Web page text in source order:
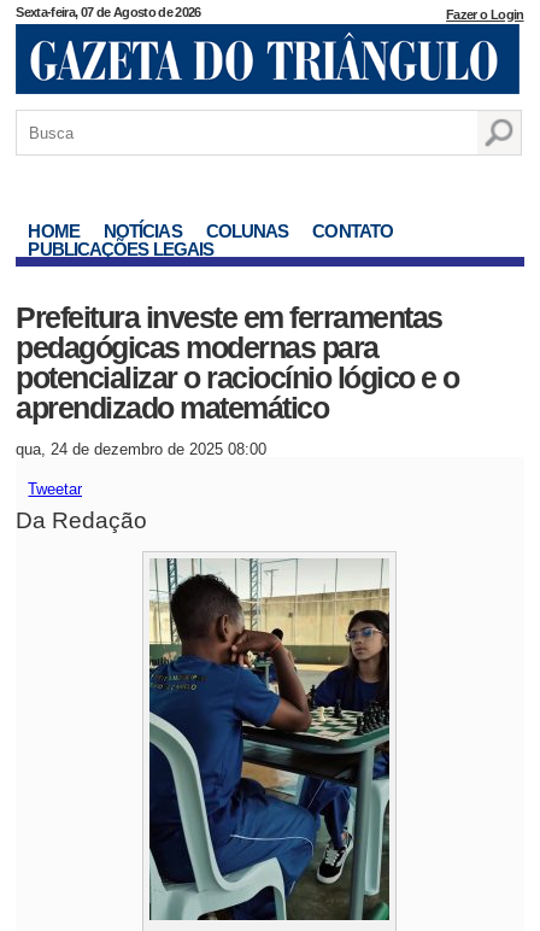
Sexta-feira, 07 de Agosto de 2026 Fazer o Login
HOME NOTÍCIAS COLUNAS
CONTATO
PUBLICAÇÕES LEGAIS
Prefeitura investe em ferramentas
pedagógicas modernas para
potencializar o raciocínio lógico e o
aprendizado matemático
qua, 24 de dezembro de 2025 08:00
Tweetar
Da Redação